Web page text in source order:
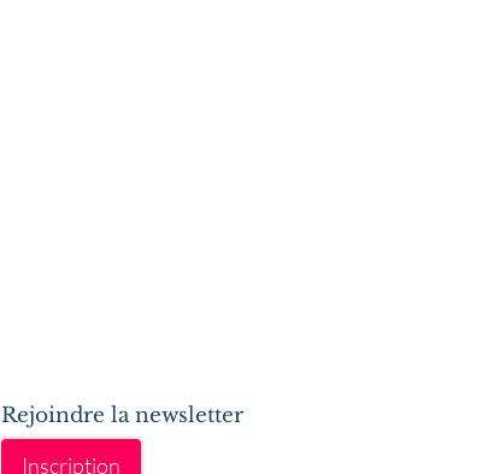
Rejoindre la newsletter
Inscription